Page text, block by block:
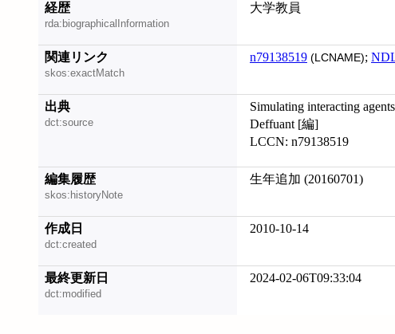
経歴
rda:biographicalInformation
大学教員
関連リンク
skos:exactMatch
n79138519 (LCNAME);
出典
dct:source
Simulating interacting
Deffuant [編]
LCCN: n79138519
編集履歴
skos:historyNote
生年追加 (20160701)
作成日
dct:created
2010-10-14
最終更新日
dct:modified
2024-02-06T09:33:04